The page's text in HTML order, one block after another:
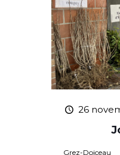
26
Grez-Doiceau